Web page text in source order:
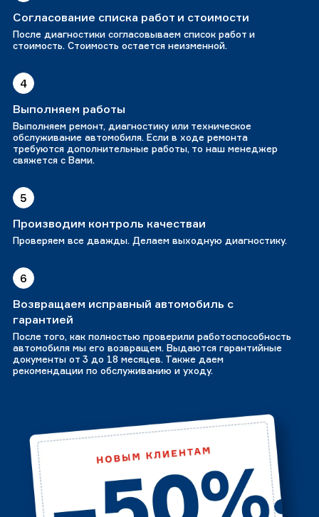
Согласование списка работ и стоимости
После диагностики согласовываем список работ и
стоимость. Стоимость остается неизменной.
4
Выполняем работы
Выполняем ремонт, диагностику или техническое
обслуживание автомобиля. Если в ходе ремонта
требуются дополнительные работы, то наш менеджер
свяжется с Вами.
5
Производим контроль качестваи
Проверяем все дважды. Делаем выходную диагностику.
6
Возвращаем исправный автомобиль с
гарантией
После того, как полностью проверили работоспособность
автомобиля мы его возвращем. Выдаются гарантийные
документы от 3 до 18 месяцев. Также даем
рекомендации по обслуживанию и уходу.